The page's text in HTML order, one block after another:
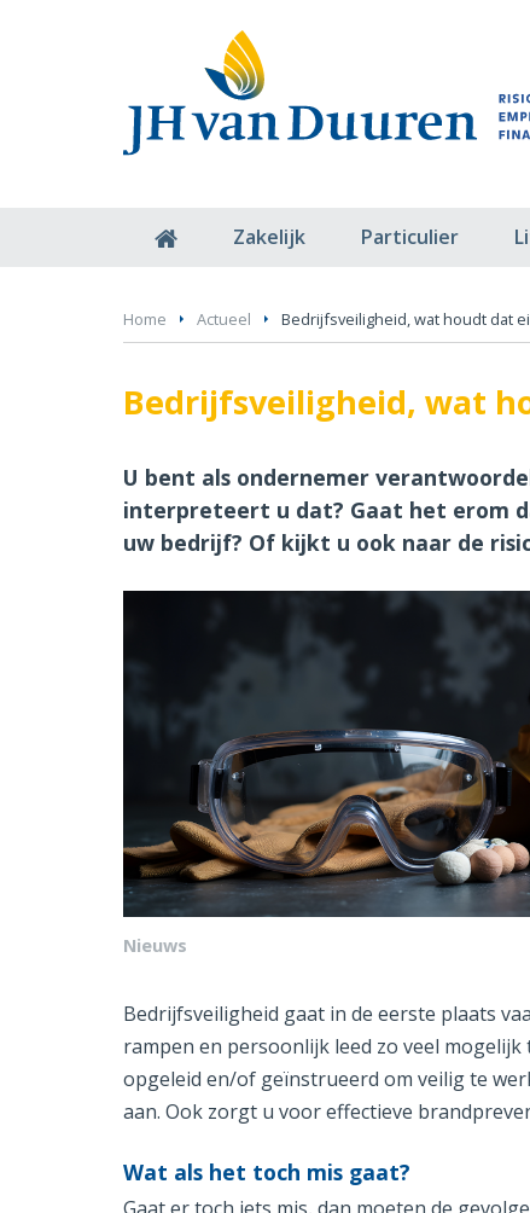
Zakelijk Particulier
Home Actueel Bedrijfsveiligheid, wat houdt dat
Bedrijfsveiligheid, wat
U bent als ondernemer
interpreteert u dat? Gaat het erom
uw bedrijf? Of kijkt u ook naar de
Nieuws
Bedrijfsveiligheid gaat in de eerste plaats
rampen en persoonlijk leed zo veel
opgeleid en/of geïnstrueerd om veilig te
aan. Ook zorgt u voor effectieve
Wat als het toch mis gaat?
Gaat er toch iets mis, dan moeten de